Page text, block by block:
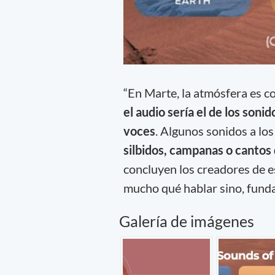
“En Marte, la atmósfera es
el audio sería el de los
voces. Algunos sonidos a
silbidos, campanas o
concluyen los creadores de
mucho qué hablar sino,
Galería de imágenes